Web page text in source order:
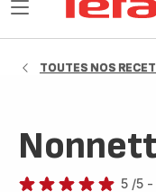
Ouvrir
TOUTES NOS
5 /5 -